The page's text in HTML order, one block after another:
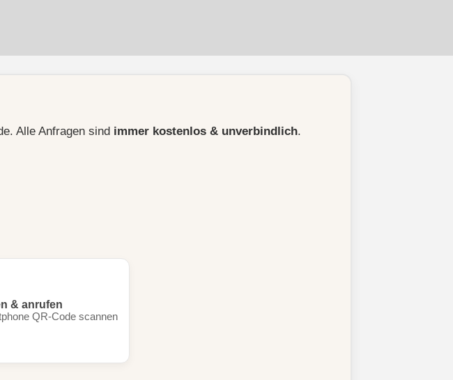
Alle Anfragen sind immer kostenlos & unverbindlich.
& anrufen
QR-Code scannen